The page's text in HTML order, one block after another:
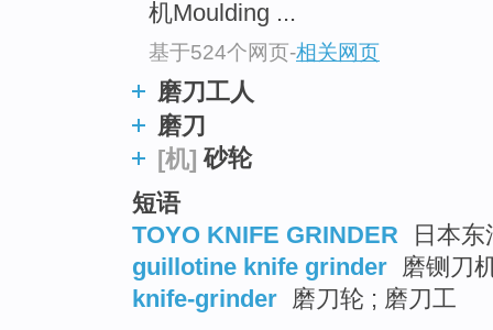
机Moulding ...
基于524个网页-相关网页
磨刀工人
磨刀
[机] 砂轮
短语
TOYO KNIFE GRINDER
日本
guillotine knife grinder 磨铡刀
knife-grinder 磨刀轮 ; 磨刀工